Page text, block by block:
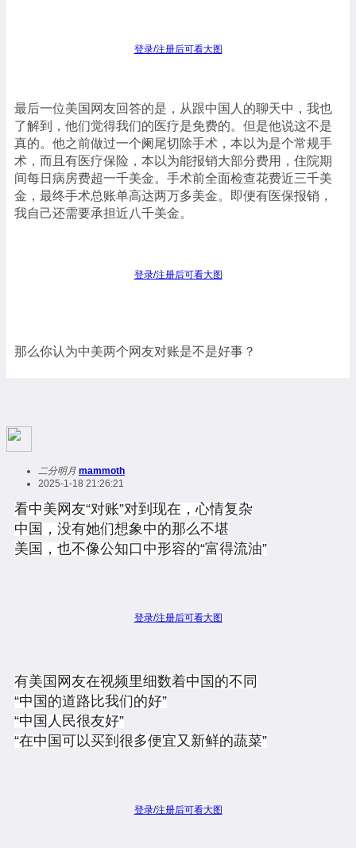
登录/注册后可看大图
最后一位美国网友回答的是，从跟中国人的聊天中，我也
了解到，他们觉得我们的医疗是免费的。但是他说这不是
真的。他之前做过一个阑尾切除手术，本以为是个常规手
术，而且有医疗保险，本以为能报销大部分费用，住院期
间每日病房费超一千美金。手术前全面检查花费近三千美
金，最终手术总账单高达两万多美金。即便有医保报销，
我自己还需要承担近八千美金。
登录/注册后可看大图
那么你认为中美两个网友对账是不是好事？
二分明月 mammoth
2025-1-18 21:26:21
看中美网友“对账”对到现在，心情复杂
中国，没有她们想象中的那么不堪
美国，也不像公知口中形容的“富得流油”
登录/注册后可看大图
有美国网友在视频里细数着中国的不同
“中国的道路比我们的好”
“中国人民很友好”
“在中国可以买到很多便宜又新鲜的蔬菜”
登录/注册后可看大图